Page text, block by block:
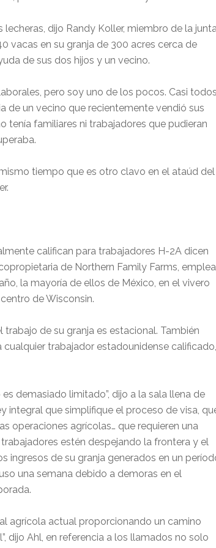
dijo Randy Koller, miembro de la
vacas en su granja de 300 acres cerca de
de sus dos hijos y un vecino.
pero soy uno de los pocos. Casi
de un vecino que recientemente vendió sus
tenía familiares ni trabajadores que pudieran
tiempo que es otro clavo en el ataúd del
califican para trabajadores H-2A dicen
de Northern Family Farms, emplea
la mayoría de ellos de México, en el vivero
de Wisconsin.
de su granja es estacional. También
trabajador estadounidense calificado,
demasiado limitado”, dijo a la sala llena de
integral que simplifique el proceso de visa,
operaciones agrícolas… que requieren una
estén despejando la frontera y el
ingresos de su granja generados en un
una semana debido a demoras en el
agrícola actual proporcionando un camino
dijo Ahl, en referencia a los llamados no solo